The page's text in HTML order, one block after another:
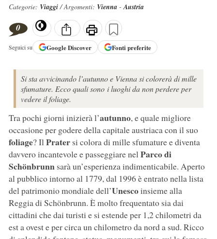
Categorie: Viaggi/ Argomenti: Vienna-Austria
0
Seguici su GoogleDiscover Fonti preferite
Si sta avvicinando l’autunno e Vienna si colorerà di mille
sfumature. Ecco quali sono i luoghi da non perdere per
vedere il foliage.
Tra pochi giorni inizierà l’autunno, e quale migliore
occasione per godere della capitale austriaca con il suo
foliage? IlPratersi colora di mille sfumature e diventa
davvero incantevole e passeggiare nelParco di
Schönbrunnsarà un’esperienza indimenticabile. Aperto
al pubblico intorno al 1779, dal 1996 è entrato nella lista
del patrimonio mondiale dell’Unescoinsieme alla
Reggia di Schönbrunn. È molto frequentato sia dai
cittadini che dai turisti e si estende per 1,2 chilometri da
est a ovest e per circa un chilometro da nord a sud. Ricco